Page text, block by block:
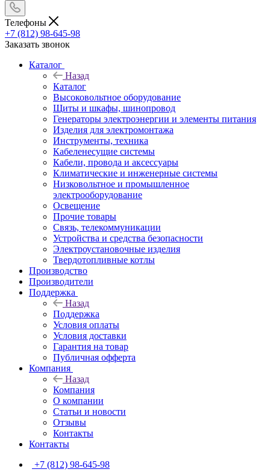
Телефоны
+7 (812) 98-645-98
Заказать звонок
Каталог
Назад
Каталог
Высоковольтное оборудование
Щиты и шкафы, шинопровод
Генераторы электроэнергии и элементы питания
Изделия для электромонтажа
Инструменты, техника
Кабеленесущие системы
Кабели, провода и аксессуары
Климатические и инженерные системы
Низковольтное и промышленное
электрооборудование
Освещение
Прочие товары
Связь, телекоммуникации
Устройства и средства безопасности
Электроустановочные изделия
Твердотопливные котлы
Производство
Производители
Поддержка
Назад
Поддержка
Условия оплаты
Условия доставки
Гарантия на товар
Публичная офферта
Компания
Назад
Компания
О компании
Статьи и новости
Отзывы
Контакты
Контакты
+7 (812) 98-645-98